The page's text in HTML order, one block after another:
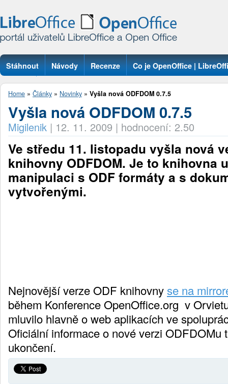
Stáhnout Návody Recenze Co je OpenOffice |
Otázky
Home » Články » Novinky » Vyšla nová ODFDOM 0.7.5
Vyšla nová ODFDOM 0.7.5
Migilenik | 12. 11. 2009 | hodnocení: 2.50
Ve středu 11. listopadu vyšla nová
knihovny ODFDOM. Je to knihovna
manipulaci s ODF formáty a s
vytvořenými.
Nejnovější verze ODF knihovnyse na
během Konference OpenOffice.org v
mluvilo hlavně o web aplikacích ve
Oficiální informace o nové verzi ODFDOMu
ukončení.